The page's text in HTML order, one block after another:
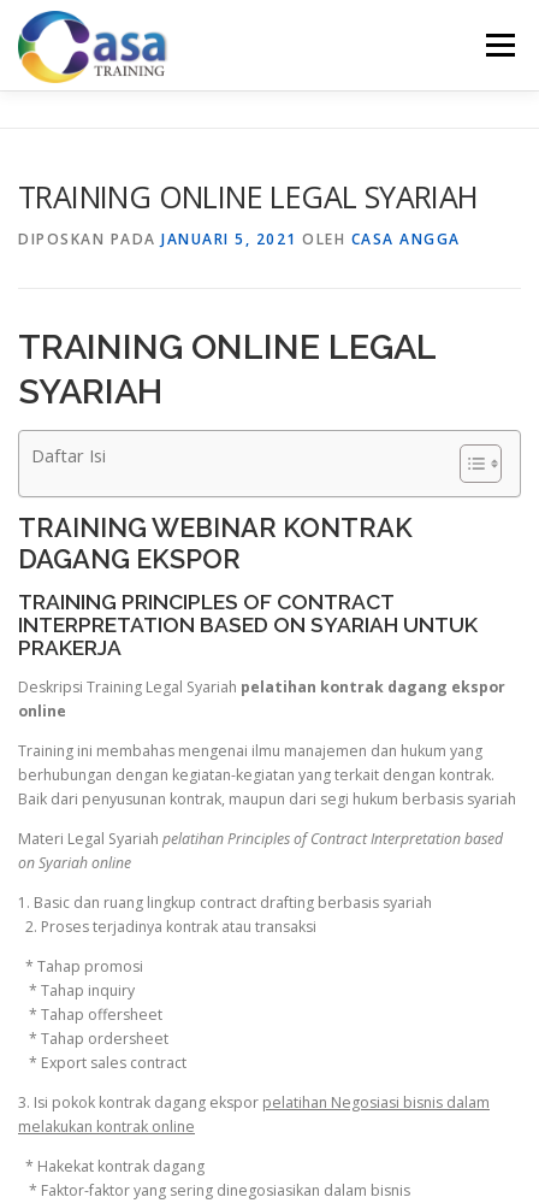
Lompat
konten
Menu
TRAINING ONLINE LEGAL SYARIAH
DIPOSKAN PADA JANUARI 5, 2021 OLEH CASA ANGGA
TRAINING ONLINE LEGAL
SYARIAH
Daftar Isi
TRAINING WEBINAR KONTRAK
DAGANG EKSPOR
TRAINING PRINCIPLES OF CONTRACT
INTERPRETATION BASED ON SYARIAH UNTUK
PRAKERJA
Deskripsi Training Legal Syariah pelatihan kontrak dagang ekspor
online
Training ini membahas mengenai ilmu manajemen dan hukum yang
berhubungan dengan kegiatan-kegiatan yang terkait dengan kontrak.
Baik dari penyusunan kontrak, maupun dari segi hukum berbasis syariah
Materi Legal Syariah pelatihan Principles of Contract Interpretation based
on Syariah online
1. Basic dan ruang lingkup contract drafting berbasis syariah
2. Proses terjadinya kontrak atau transaksi
* Tahap promosi
* Tahap inquiry
* Tahap offersheet
* Tahap ordersheet
* Export sales contract
3. Isi pokok kontrak dagang ekspor pelatihan Negosiasi bisnis dalam
melakukan kontrak online
* Hakekat kontrak dagang
* Faktor-faktor yang sering dinegosiasikan dalam bisnis